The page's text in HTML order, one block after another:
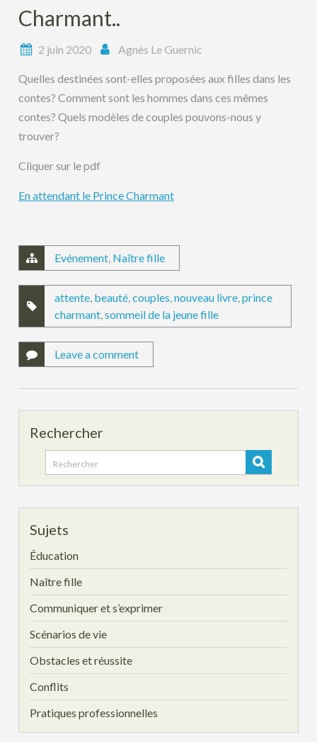
Charmant..
2 juin 2020 Agnès Le Guernic
Quelles destinées sont-elles proposées aux filles dans les
contes? Comment sont les hommes dans ces mêmes
contes? Quels modèles de couples pouvons-nous y
trouver?
Cliquer sur le pdf
En attendant le Prince Charmant
Evénement, Naître fille
attente, beauté,couples,nouveau livre,prince
charmant,sommeil de la jeune fille
Leave a comment
Rechercher
Search
for:
Sujets
Éducation
Naître fille
Communiquer et s’exprimer
Scénarios de vie
Obstacles et réussite
Conflits
Pratiques professionnelles